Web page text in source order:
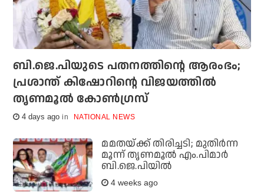
ബി.ജെ.പിയുടെ പതനത്തിന്റെ ആരംഭം;
പ്രശാന്ത് കിഷോറിന്റെ വിജയത്തില്‍
തൃണമൂല്‍ കോണ്‍ഗ്രസ്
4 days ago NATIONAL NEWS
മമതയ്ക്ക് തിരിച്ചടി; മുതിര്‍ന്ന
മൂന്ന് തൃണമൂല്‍ എം.പിമാര്‍
ബി.ജെ.പിയില്‍
4 weeks ago